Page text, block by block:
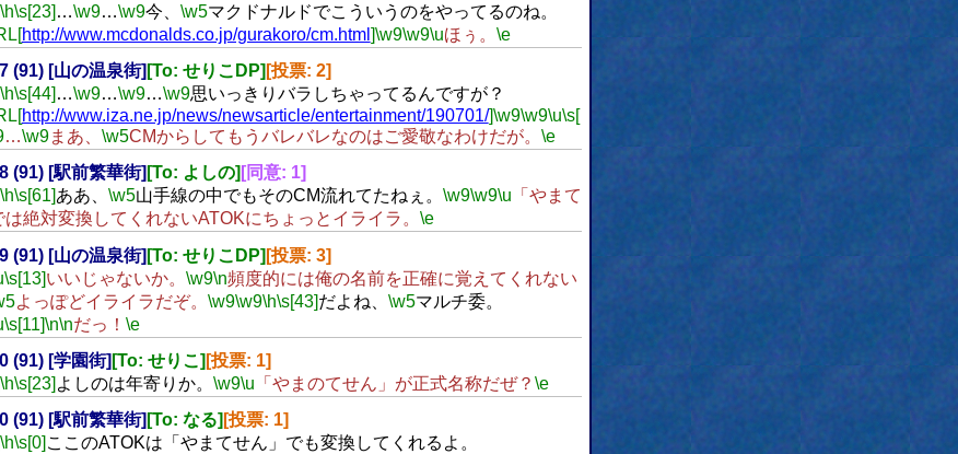
\h\s[23] …\w9…\w9今、 \w5マクドナルドでこういうのをやってるのね。
http://www.mcdonalds.co.jp/gurakoro/cm.html ]\w9\w9\uほぅ。 \e
(91) [山の温泉街] [To: せりこDP] [投票: 2]
\h\s[44] …\w9…\w9…\w9思いっきりバラしちゃってるんですが？
http://www.iza.ne.jp/news/newsarticle/entertainment/190701/]\w9\w9\u\s[
…\w9まあ、 \w5CMからしてもうバレバレなのはご愛敬なわけだが。 \e
(91) [駅前繁華街] [To: よしの] [同意: 1]
\h\s[61]ああ、 \w5山手線の中でもそのCM流れてたねぇ。 \w9\w9\u 「やまて
絶対変換してくれないATOKにちょっとイライラ。 \e
(91) [山の温泉街] [To: せりこDP] [投票: 3]
\s[13]いいじゃないか。 \w9\n頻度的には俺の名前を正確に覚えてくれない
よっぽどイライラだぞ。 \w9\w9\h\s[43]だよね、 \w5マルチ委。
\s[11]\n\nだっ！ \e
(91) [学園街] [To: せりこ] [投票: 1]
\h\s[23] よしのは年寄りか。 \w9\u 「やまのてせん」が正式名称だぜ？ \e
(91) [駅前繁華街] [To: なる] [投票: 1]
\h\s[0] ここのATOKは「やまてせん」でも変換してくれるよ。